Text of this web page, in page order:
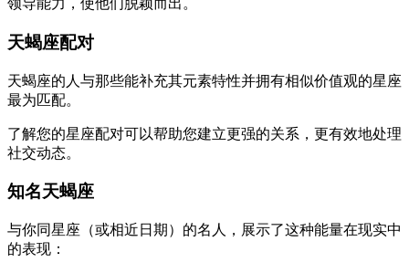
领导能力，使他们脱颖而出。
天蝎座配对
天蝎座的人与那些能补充其元素特性并拥有相似价值观的星座
最为匹配。
了解您的星座配对可以帮助您建立更强的关系，更有效地处理
社交动态。
知名天蝎座
与你同星座（或相近日期）的名人，展示了这种能量在现实中
的表现：